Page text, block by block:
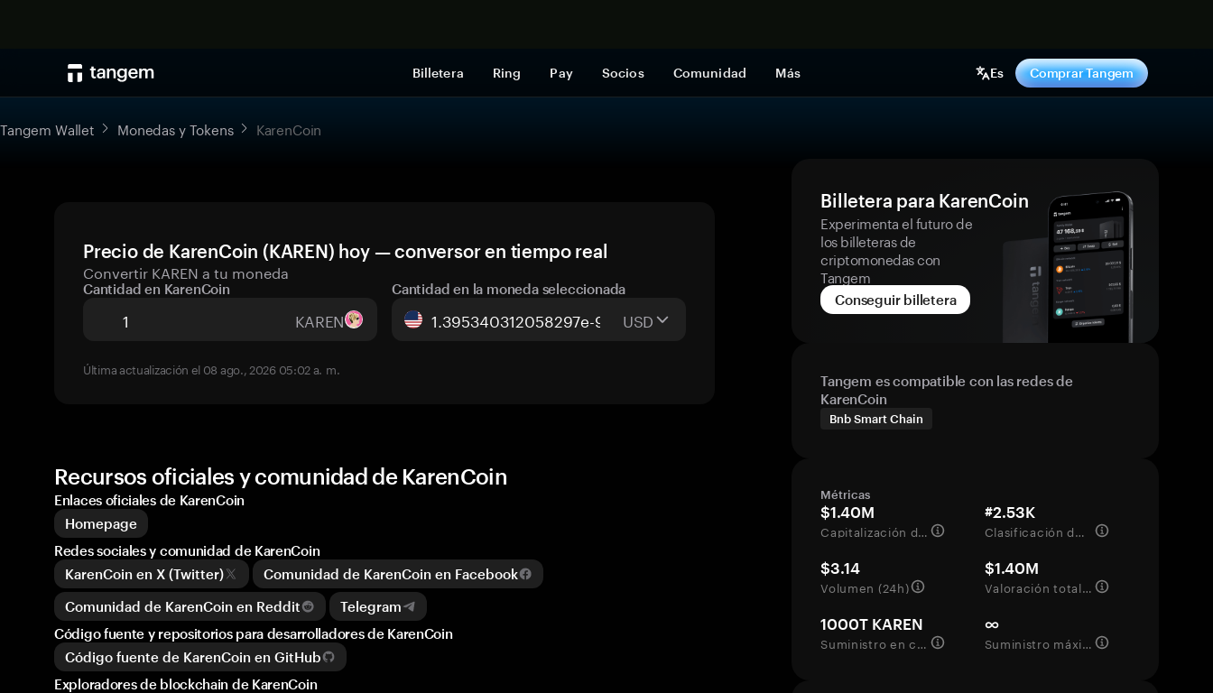
Billetera Ring Pay Socios Comunidad Más Es Comprar Tangem
Tangem Wallet Monedas y Tokens KarenCoin
Precio de KarenCoin (KAREN) hoy — conversor en tiempo real
Convertir KAREN a tu moneda
Cantidad en KarenCoin
KAREN
Cantidad en la moneda seleccionada
USD
Última actualización el 08 ago., 2026 05:02 a. m.
Billetera para KarenCoin
Experimenta el futuro de
los billeteras de
criptomonedas con
Tangem
Conseguir billetera
Tangem es compatible con las redes de
KarenCoin
Bnb Smart Chain
Métricas
$1.40M
Capitalización de mercado
#2.53K
Clasificación del mercado
$3.14
Volumen (24h)
$1.40M
Valoración totalmente diluida
1000T KAREN
Suministro en circulación
∞
Suministro máximo
Recursos oficiales y comunidad de KarenCoin
Enlaces oficiales de KarenCoin
Homepage
Redes sociales y comunidad de KarenCoin
KarenCoin en X (Twitter)
Comunidad de KarenCoin en Facebook
Comunidad de KarenCoin en Reddit
Telegram
Código fuente y repositorios para desarrolladores de KarenCoin
Código fuente de KarenCoin en GitHub
Exploradores de blockchain de KarenCoin